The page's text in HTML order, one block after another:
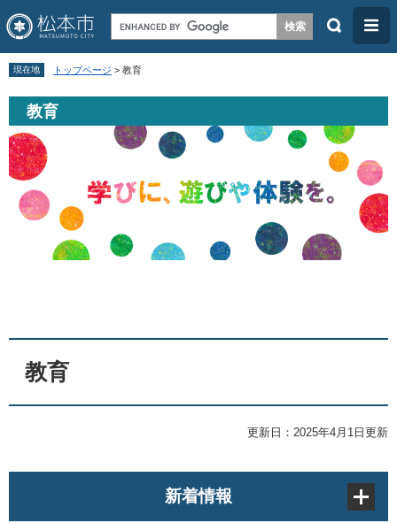
ペ
の
先
メ
ー
を
へ
検
メ
ニ
ー
現在地 トップページ > 教育
教育
教育
更新日：2025年4月1日更新
新着情報